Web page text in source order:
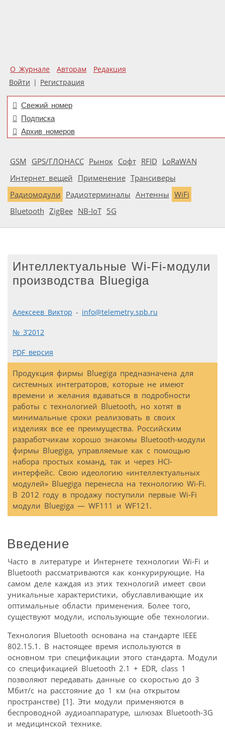
О Журнале Авторам
Редакция
Войти | Регистрация
Свежий номер
Подписка
Архив номеров
GSM GPS/ГЛОНАСС Рынок Софт RFID LoRaWAN
Интернет вещей Применение Трансиверы
Радиомодули Радиотерминалы Антенны WiFi
Bluetooth ZigBee NB-IoT 5G
Интеллектуальные Wi-Fi-модули
производства Bluegiga
Алексеев Виктор - info@telemetry.spb.ru
№ 3’2012
PDF версия
Продукция фирмы Bluegiga предназначена для
системных интеграторов, которые не имеют
времени и желания вдаваться в подробности
работы с технологией Bluetooth, но хотят в
минимальные сроки реализовать в своих
изделиях все ее преимущества. Российским
разработчикам хорошо знакомы Bluetooth-модули
фирмы Bluegiga, управляемые как с помощью
набора простых команд, так и через HCI-
интерфейс. Свою идеологию «интеллектуальных
модулей» Bluegiga перенесла на технологию Wi-Fi.
В 2012 году в продажу поступили первые Wi-Fi
модули Bluegiga — WF111 и WF121.
Введение
Часто в литературе и Интернете технологии Wi-Fi и
Bluetooth рассматриваются как конкурирующие. На
самом деле каждая из этих технологий имеет свои
уникальные характеристики, обуславливающие их
оптимальные области применения. Более того,
существуют модули, использующие обе технологии.
Технология Bluetooth основана на стандарте IEEE
802.15.1. В настоящее время используются в
основном три спецификации этого стандарта. Модули
со спецификацией Bluetooth 2.1 + EDR, class 1
позволяют передавать данные со скоростью до 3
Мбит/с на расстояние до 1 км (на открытом
пространстве) [1]. Эти модули применяются в
беспроводной аудиоаппаратуре, шлюзах Bluetooth-3G
и медицинской технике.